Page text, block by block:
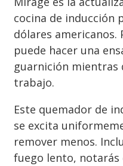
cocina de inducción
dólares
puede hacer una
guarnición mientras
trabajo.
Este quemador de
se excita
remover menos.
fuego lento, notarás